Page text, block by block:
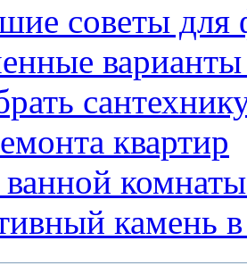
советы для
квартир
камень